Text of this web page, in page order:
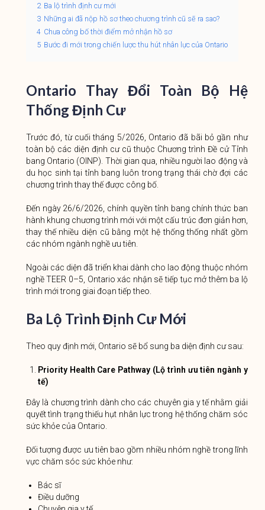
2 Ba lộ trình định cư mới
3 Những ai đã nộp hồ sơ theo chương trình cũ sẽ ra sao?
4 Chưa công bố thời điểm mở nhận hồ sơ
5 Bước đi mới trong chiến lược thu hút nhân lực của Ontario
Ontario Thay Đổi Toàn Bộ Hệ
Thống Định Cư
Trước đó, từ cuối tháng 5/2026, Ontario đã bãi bỏ gần như
toàn bộ các diện định cư cũ thuộc Chương trình Đề cử Tỉnh
bang Ontario (OINP). Thời gian qua, nhiều người lao động và
du học sinh tại tỉnh bang luôn trong trạng thái chờ đợi các
chương trình thay thế được công bố.
Đến ngày 26/6/2026, chính quyền tỉnh bang chính thức ban
hành khung chương trình mới với một cấu trúc đơn giản hơn,
thay thế nhiều diện cũ bằng một hệ thống thống nhất gồm
các nhóm ngành nghề ưu tiên.
Ngoài các diện đã triển khai dành cho lao động thuộc nhóm
nghề TEER 0–5, Ontario xác nhận sẽ tiếp tục mở thêm ba lộ
trình mới trong giai đoạn tiếp theo.
Ba Lộ Trình Định Cư Mới
Theo quy định mới, Ontario sẽ bổ sung ba diện định cư sau:
Priority Health Care Pathway (Lộ trình ưu tiên ngành y
tế)
Đây là chương trình dành cho các chuyên gia y tế nhằm giải
quyết tình trạng thiếu hụt nhân lực trong hệ thống chăm sóc
sức khỏe của Ontario.
Đối tượng được ưu tiên bao gồm nhiều nhóm nghề trong lĩnh
vực chăm sóc sức khỏe như:
Bác sĩ
Điều dưỡng